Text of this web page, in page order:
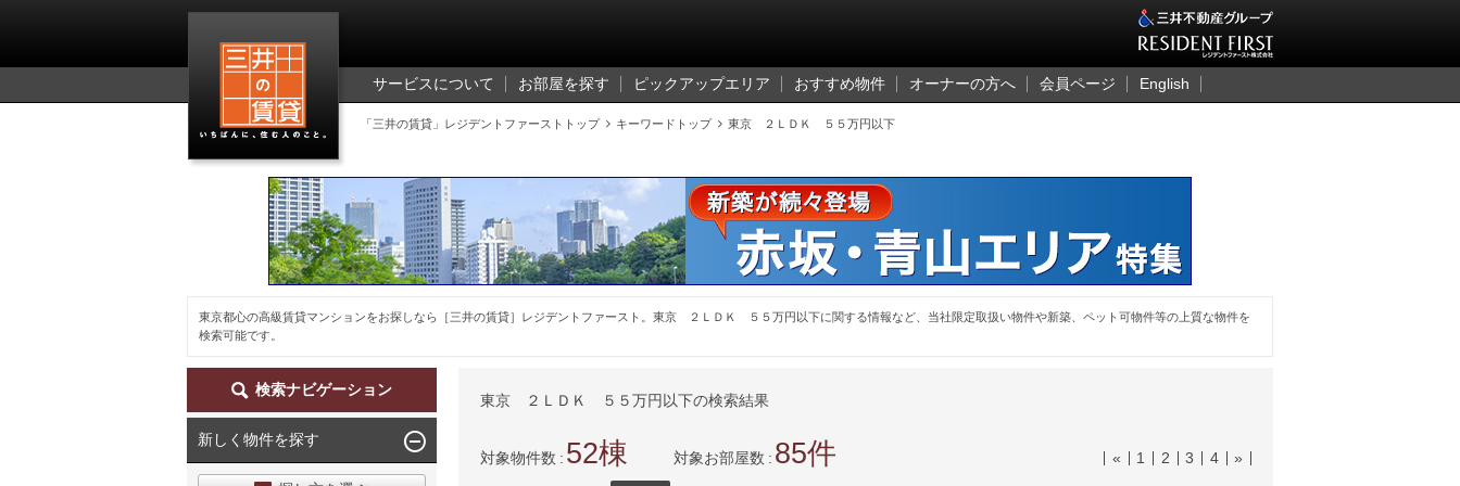
サービスについて お部屋を探す ピックアップエリア おすすめ物件 オーナーの方へ 会員ページ English
「三井の賃貸」レジデントファーストトップ  キーワードトップ  東京 ２ＬＤＫ ５５万円以下
東京都心の高級賃貸マンションをお探しなら［三井の賃貸］レジデントファースト。東京 ２ＬＤＫ ５５万円以下に関する情報など、当社限定取扱い物件や新築、ペット可物件等の上質な物件を
検索可能です。
東京 ２ＬＤＫ ５５万円以下の検索結果
対象物件数 52 対象お部屋数 85 « 1 2 3 4 »
検索ナビゲーション
新しく物件を探す